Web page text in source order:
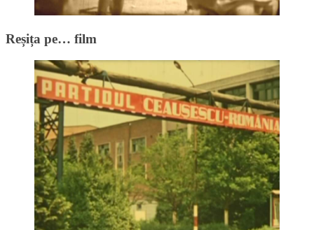
Reșița pe… film